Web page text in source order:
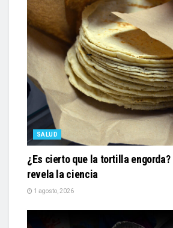
SALUD
¿Es cierto que la tortilla engorda?
revela la ciencia
1 agosto, 2026